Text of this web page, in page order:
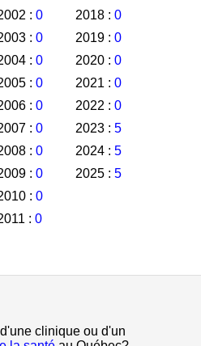
: 0
: 0
: 0
: 0
: 0
: 0
: 0
: 0
: 0
: 0
2018 : 0
2019 : 0
2020 : 0
2021 : 0
2022 : 0
2023 : 5
2024 : 5
2025 : 5
clinique ou d'un